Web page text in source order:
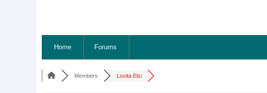
Home Forums
Members Lovita Elsi